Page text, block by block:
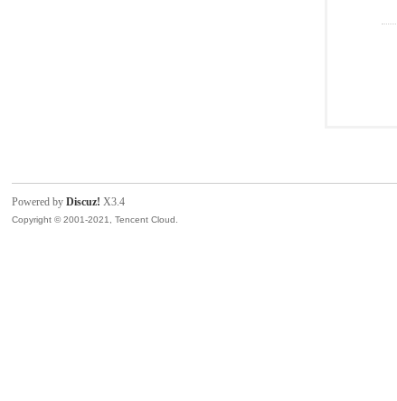
Powered byDiscuz! X3.4
Copyright © 2001-2021, Tencent Cloud.